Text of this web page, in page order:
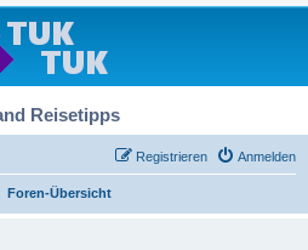
Reisetipps
Anmelden
Registrieren
Foren-Übersicht